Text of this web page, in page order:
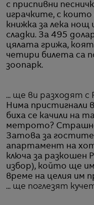
с приспивни
играчките, с
книжка за лека нощ
сладки. За 495
цялата грижа,
четири билета са
зоопарк.
... ще ви разходят с
Нима пристигнали
биха се качили на
метрото? Страшно
Затова за
апартамент на
ключа за разкошен
избор), който ще
време на целия им
... ще поглезят